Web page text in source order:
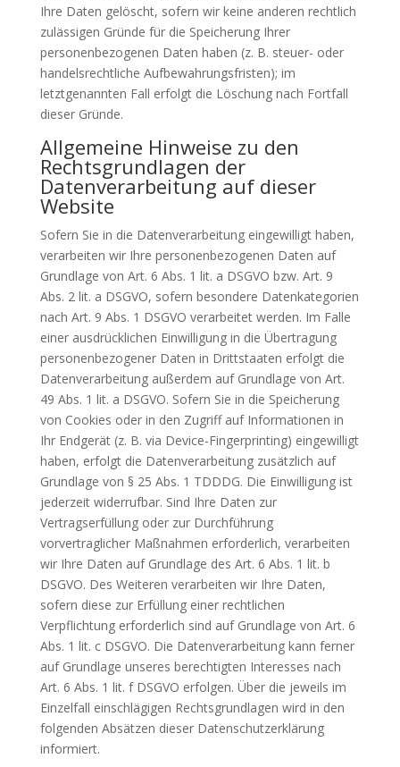
Ihre Daten gelöscht, sofern wir keine anderen rechtlich
zulässigen Gründe für die Speicherung Ihrer
personenbezogenen Daten haben (z. B. steuer- oder
handelsrechtliche Aufbewahrungsfristen); im
letztgenannten Fall erfolgt die Löschung nach Fortfall
dieser Gründe.
Allgemeine Hinweise zu den
Rechtsgrundlagen der
Datenverarbeitung auf dieser
Website
Sofern Sie in die Datenverarbeitung eingewilligt haben,
verarbeiten wir Ihre personenbezogenen Daten auf
Grundlage von Art. 6 Abs. 1 lit. a DSGVO bzw. Art. 9
Abs. 2 lit. a DSGVO, sofern besondere Datenkategorien
nach Art. 9 Abs. 1 DSGVO verarbeitet werden. Im Falle
einer ausdrücklichen Einwilligung in die Übertragung
personenbezogener Daten in Drittstaaten erfolgt die
Datenverarbeitung außerdem auf Grundlage von Art.
49 Abs. 1 lit. a DSGVO. Sofern Sie in die Speicherung
von Cookies oder in den Zugriff auf Informationen in
Ihr Endgerät (z. B. via Device-Fingerprinting) eingewilligt
haben, erfolgt die Datenverarbeitung zusätzlich auf
Grundlage von § 25 Abs. 1 TDDDG. Die Einwilligung ist
jederzeit widerrufbar. Sind Ihre Daten zur
Vertragserfüllung oder zur Durchführung
vorvertraglicher Maßnahmen erforderlich, verarbeiten
wir Ihre Daten auf Grundlage des Art. 6 Abs. 1 lit. b
DSGVO. Des Weiteren verarbeiten wir Ihre Daten,
sofern diese zur Erfüllung einer rechtlichen
Verpflichtung erforderlich sind auf Grundlage von Art. 6
Abs. 1 lit. c DSGVO. Die Datenverarbeitung kann ferner
auf Grundlage unseres berechtigten Interesses nach
Art. 6 Abs. 1 lit. f DSGVO erfolgen. Über die jeweils im
Einzelfall einschlägigen Rechtsgrundlagen wird in den
folgenden Absätzen dieser Datenschutzerklärung
informiert.